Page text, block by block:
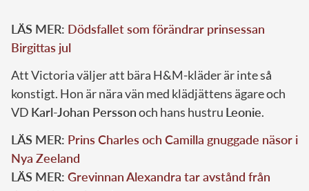
LÄS MER: Dödsfallet som förändrar prinsessan
Birgittas jul
Att Victoria väljer att bära H&M-kläder är inte så
konstigt. Hon är nära vän med klädjättens ägare och
VD Karl-Johan Perssonoch hans hustru Leonie.
LÄS MER: Prins Charles och Camilla gnuggade näsor i
Nya Zeeland
LÄS MER: Grevinnan Alexandra tar avstånd från